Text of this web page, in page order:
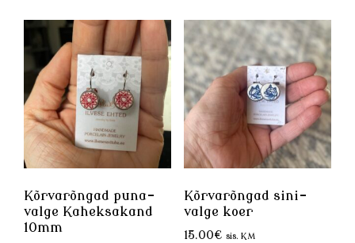
Kõrvarõngad puna-
valge Kaheksakand
10mm
Kõrvarõngad sini-
valge koer
15.00€ sis. KM